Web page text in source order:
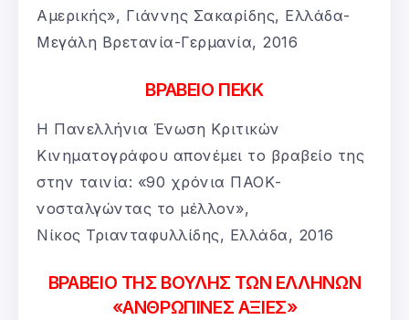
Αμερικής», Γιάννης Σακαρίδης, Ελλάδα-
Μεγάλη Βρετανία-Γερμανία, 2016
ΒΡΑΒΕΙΟ ΠΕΚΚ
Η Πανελλήνια Ένωση Κριτικών
Κινηματογράφου απονέμει το βραβείο της
στην ταινία: «90 χρόνια ΠΑΟΚ-
νοσταλγώντας το μέλλον»,
Νίκος Τριανταφυλλίδης, Ελλάδα, 2016
ΒΡΑΒΕΙΟ ΤΗΣ ΒΟΥΛΗΣ ΤΩΝ ΕΛΛΗΝΩΝ
«ΑΝΘΡΩΠΙΝΕΣ ΑΞΙΕΣ»